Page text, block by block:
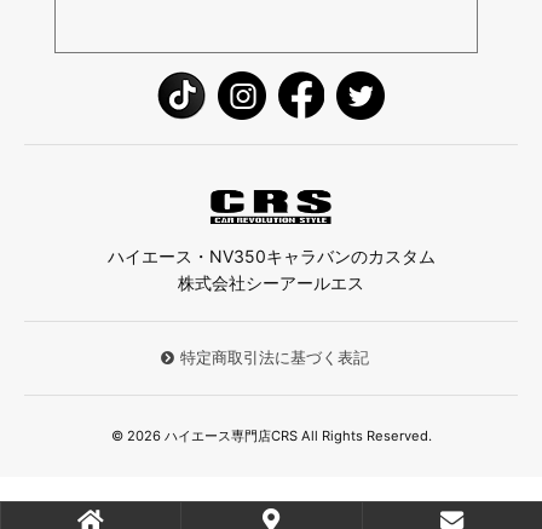
ハイエース・NV350キャラバンのカスタム
株式会社シーアールエス
特定商取引法に基づく表記
© 2026 ハイエース専門店CRS All Rights Reserved.